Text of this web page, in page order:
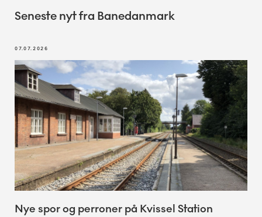
Seneste nyt fra Banedanmark
07.07.2026
Nye spor og perroner på Kvissel Station